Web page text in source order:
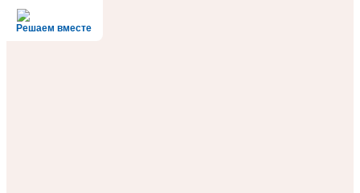
Решаем вместе